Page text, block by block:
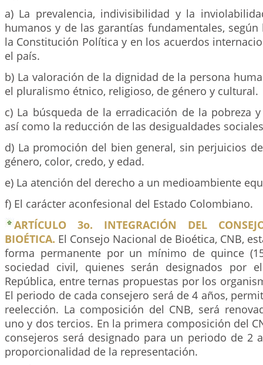
a) La prevalencia, indivisibilidad y la
humanos y de las garantías fundamentales,
la Constitución Política y en los acuerdos
el país.
b) La valoración de la dignidad de la persona
el pluralismo étnico, religioso, de género y cultural.
c) La búsqueda de la erradicación de la pobreza
así como la reducción de las desigualdades
d) La promoción del bien general, sin perjuicios
género, color, credo, y edad.
e) La atención del derecho a un medioambiente
f) El carácter aconfesional del Estado Colombiano.
ARTÍCULO 3o. INTEGRACIÓN DEL
BIOÉTICA. El Consejo Nacional de Bioética, CNB,
forma permanente por un mínimo de quince
sociedad civil, quienes serán designados por
República, entre ternas propuestas por los
El periodo de cada consejero será de 4 años,
reelección. La composición del CNB, será
uno y dos tercios. En la primera composición del
consejeros será designado para un periodo de 2
proporcionalidad de la representación.